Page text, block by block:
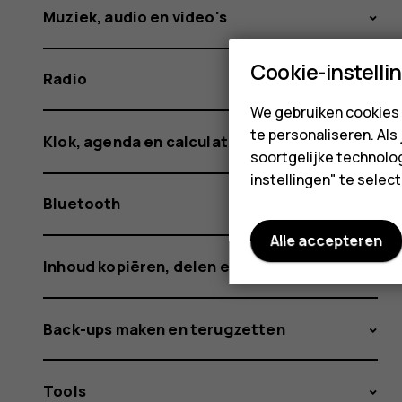
Muziek, audio en video's
Radio
Klok, agenda en calculator
Bluetooth
Inhoud kopiëren, delen en verwijderen
Back-ups maken en terugzetten
Tools
Cookie-
We gebruiken
te personaliseren.
soortgelijke
instellingen" te
Alle accepteren